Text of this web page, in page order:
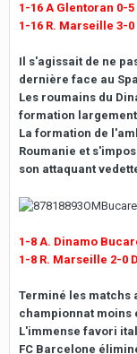
1-16 A Glentoran 0-
1-16 R. Marseille 3-
Il s'agissait de ne
dernière face au
Les roumains du
formation
La formation de
Roumanie et
son attaquant
1-8 A. Dinamo
1-8 R. Marseille 2-0
Terminé les matchs
championnat moins
L'immense favori
FC Barcelone